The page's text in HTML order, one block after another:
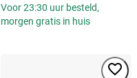
Voor 23:30 uur besteld,
morgen gratis in huis